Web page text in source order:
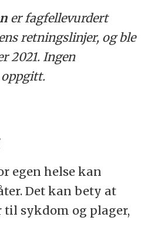
er fagfellevurdert
retningslinjer, og ble
2021. Ingen
egen helse kan
Det kan bety at
sykdom og plager,